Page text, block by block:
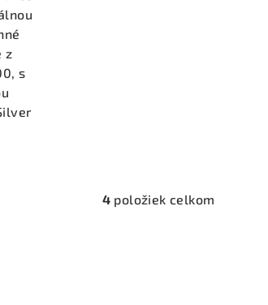
z
s
O
4 položiek celkom